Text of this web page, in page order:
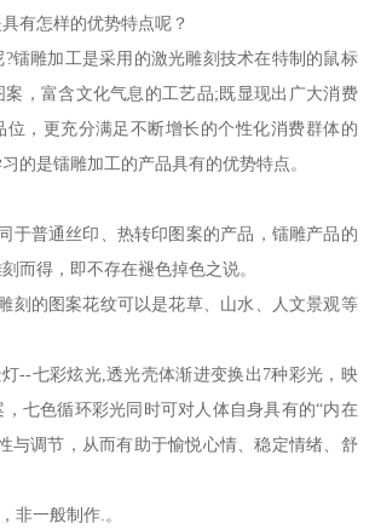
有怎样的优势特点呢？
镭雕加工是采用的激光雕刻技术在特制的鼠标
，富含文化气息的工艺品;既显现出广大消费
位，更充分满足不断增长的个性化消费群体的
的是镭雕加工的产品具有的优势特点。
于普通丝印、热转印图案的产品，镭雕产品的
而得，即不存在褪色掉色之说。
刻的图案花纹可以是花草、山水、人文景观等
--七彩炫光,透光壳体渐进变换出7种彩光，映
七色循环彩光同时可对人体自身具有的“内在
与调节，从而有助于愉悦心情、稳定情绪、舒
非一般制作.。